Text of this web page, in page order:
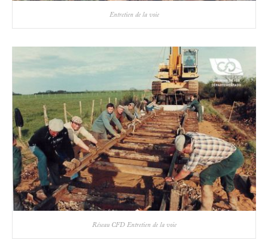
Entretien de la voie
Réseau CFD Entretien de la voie